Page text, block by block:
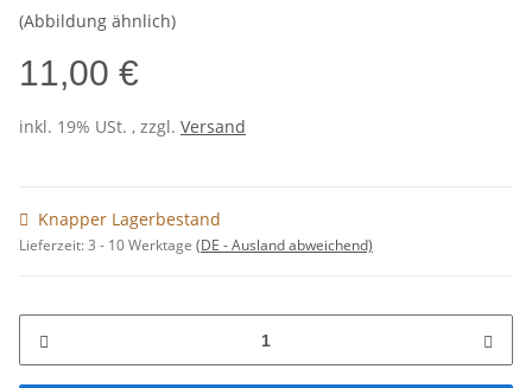
(Abbildung ähnlich)
11,00 €
inkl. 19% USt. , zzgl. Versand
Knapper Lagerbestand
Lieferzeit:3 - 10 Werktage (DE - Ausland abweichend)